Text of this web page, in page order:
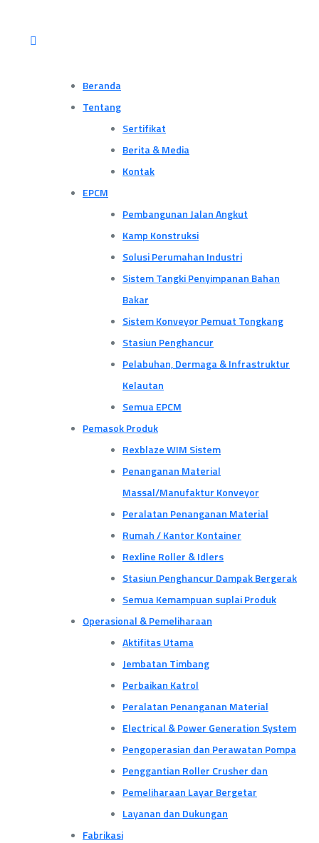
Beranda
Tentang
Sertifikat
Berita & Media
Kontak
EPCM
Pembangunan Jalan Angkut
Kamp Konstruksi
Solusi Perumahan Industri
Sistem Tangki Penyimpanan Bahan
Bakar
Sistem Konveyor Pemuat Tongkang
Stasiun Penghancur
Pelabuhan, Dermaga & Infrastruktur
Kelautan
Semua EPCM
Pemasok Produk
Rexblaze WIM Sistem
Penanganan Material
Massal/Manufaktur Konveyor
Peralatan Penanganan Material
Rumah / Kantor Kontainer
Rexline Roller & Idlers
Stasiun Penghancur Dampak Bergerak
Semua Kemampuan suplai Produk
Operasional & Pemeliharaan
Aktifitas Utama
Jembatan Timbang
Perbaikan Katrol
Peralatan Penanganan Material
Electrical & Power Generation System
Pengoperasian dan Perawatan Pompa
Penggantian Roller Crusher dan
Pemeliharaan Layar Bergetar
Layanan dan Dukungan
Fabrikasi